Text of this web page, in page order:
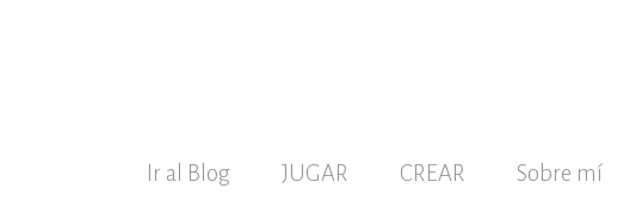
Ir al Blog JUGAR CREAR Sobre mí